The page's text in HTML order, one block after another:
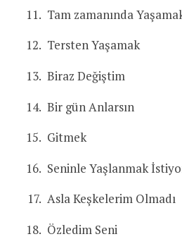
Tam zamanında
Tersten Yaşamak
Biraz Değiştim
Bir gün Anlarsın
Gitmek
Seninle Yaşlanmak
Asla Keşkelerim Olmadı
Özledim Seni